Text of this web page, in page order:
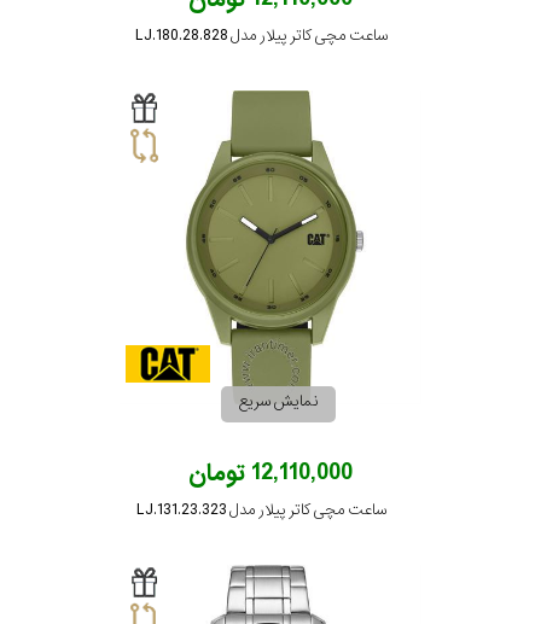
ساعت مچی کاتر پیلار مدل LJ.180.28.828
نمایش سریع
12,110,000 تومان
ساعت مچی کاتر پیلار مدل LJ.131.23.323